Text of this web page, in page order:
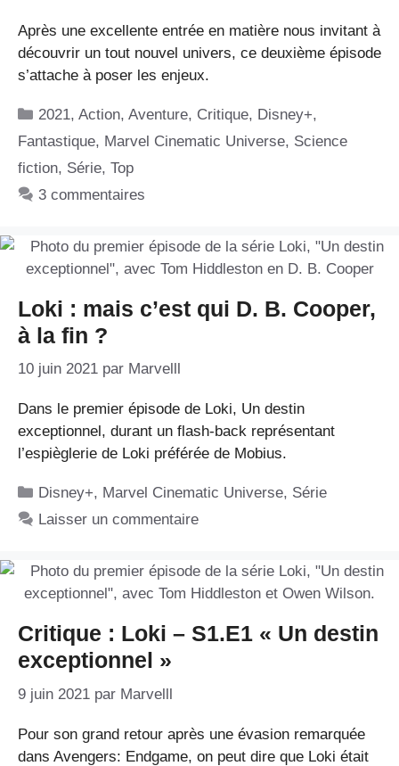
Après une excellente entrée en matière nous invitant à
découvrir un tout nouvel univers, ce deuxième épisode
s’attache à poser les enjeux.
Catégories
2021,Action,Aventure, Critique, Disney+,
Fantastique, Marvel Cinematic Universe, Science
fiction, Série, Top
3 commentaires
Loki : mais c’est qui D. B. Cooper,
à la fin ?
10 juin 2021 par Marvelll
Dans le premier épisode de Loki, Un destin
exceptionnel, durant un flash-back représentant
l’espièglerie de Loki préférée de Mobius.
Catégories
Disney+, Marvel Cinematic Universe, Série
Laisser un commentaire
Critique : Loki – S1.E1 « Un destin
exceptionnel »
9 juin 2021 par Marvelll
Pour son grand retour après une évasion remarquée
dans Avengers: Endgame, on peut dire que Loki était